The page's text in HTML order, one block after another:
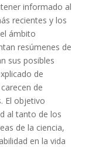
informado al
recientes y los
ámbito
resúmenes de
sus posibles
de
de
El objetivo
al tanto de los
de la ciencia,
en la vida